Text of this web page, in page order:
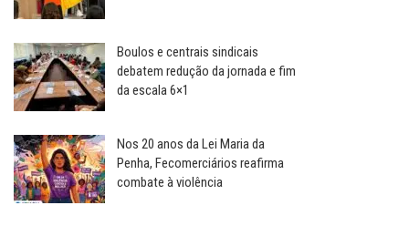
Boulos e centrais sindicais
debatem redução da jornada e fim
da escala 6×1
Nos 20 anos da Lei Maria da
Penha, Fecomerciários reafirma
combate à violência